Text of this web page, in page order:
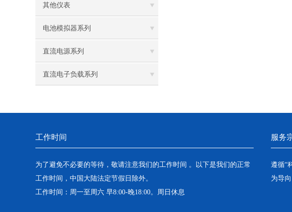
其他仪表
电池模拟器系列
直流电源系列
直流电子负载系列
工作时间
为了避免不必要的等待，敬请注意我们的工作时间 。以下是我们的正常
工作时间，中国大陆法定节假日除外。
工作时间：周一至周六 早8:00-晚18:00。周日休息
服务
遵循“
为导